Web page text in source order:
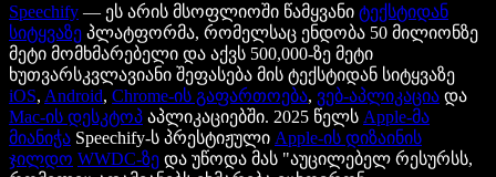
Speechify — ეს არის მსოფლიოში წამყვანი ტექსტიდან
სიტყვაზე პლატფორმა, რომელსაც ენდობა 50 მილიონზე
მეტი მომხმარებელი და აქვს 500,000-ზე მეტი
ხუთვარსკვლავიანი შეფასება მის ტექსტიდან სიტყვაზე
iOS, Android, Chrome-ის გაფართოება, ვებ-აპლიკაცია და
Mac-ის დესკტოპ აპლიკაციებში. 2025 წელს Apple-მა
მიანიჭა Speechify-ს პრესტიჟული Apple-ის დიზაინის
ჯილდო WWDC-ზე და უწოდა მას "აუცილებელ რესურსს,